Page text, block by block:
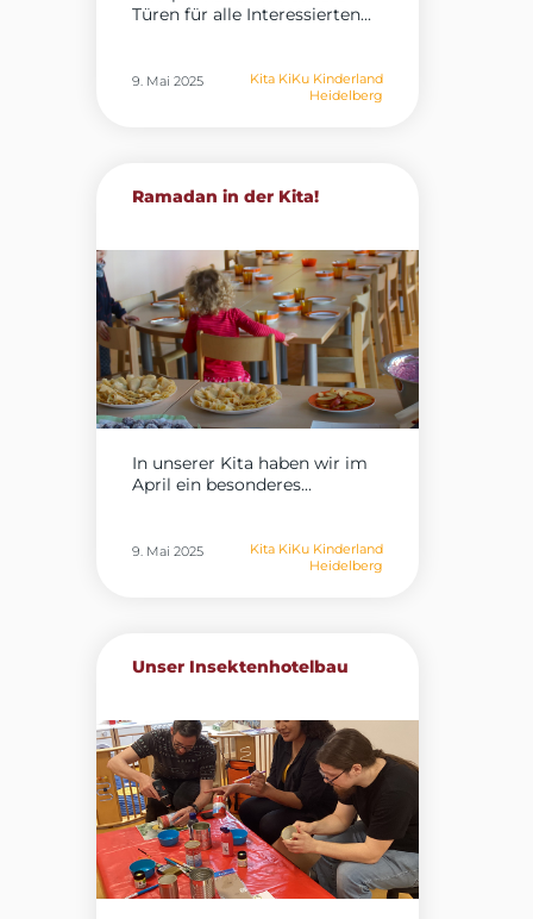
Türen für alle Interessierten...
9. Mai 2025
Kita KiKu Kinderland
Heidelberg
Ramadan in der Kita!
In unserer Kita haben wir im
April ein besonderes...
9. Mai 2025
Kita KiKu Kinderland
Heidelberg
Unser Insektenhotelbau